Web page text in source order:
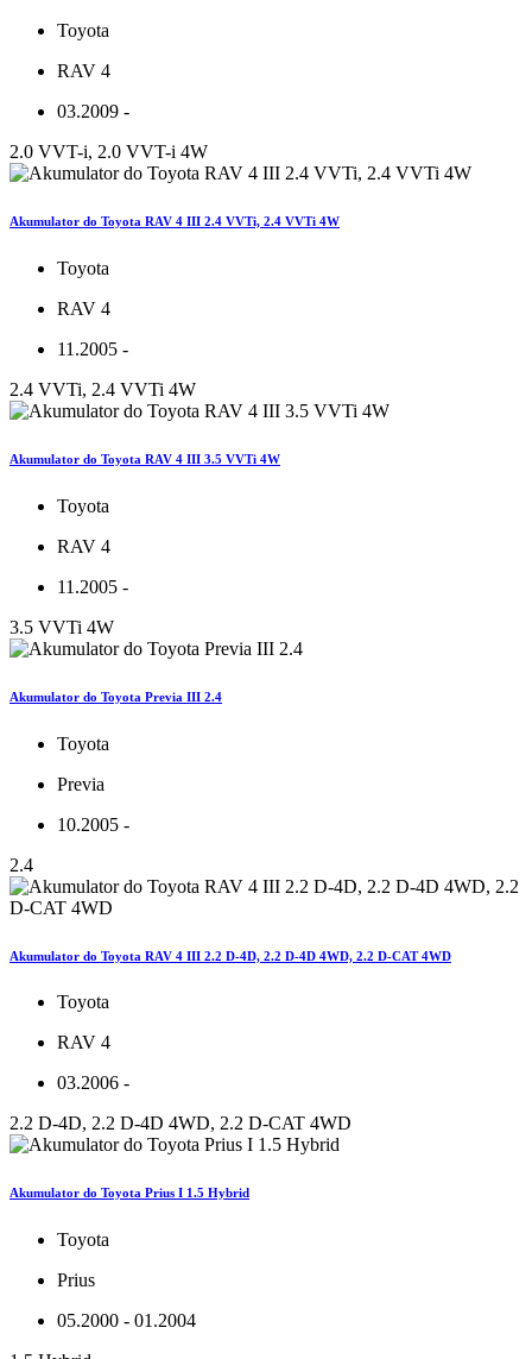
Toyota
RAV 4
03.2009 -
2.0 VVT-i, 2.0 VVT-i 4W
Akumulator do Toyota RAV 4 III 2.4 VVTi, 2.4 VVTi 4W
Toyota
RAV 4
11.2005 -
2.4 VVTi, 2.4 VVTi 4W
Akumulator do Toyota RAV 4 III 3.5 VVTi 4W
Toyota
RAV 4
11.2005 -
3.5 VVTi 4W
Akumulator do Toyota Previa III 2.4
Toyota
Previa
10.2005 -
2.4
Akumulator do Toyota RAV 4 III 2.2 D-4D, 2.2 D-4D 4WD, 2.2 D-CAT 4WD
Toyota
RAV 4
03.2006 -
2.2 D-4D, 2.2 D-4D 4WD, 2.2 D-CAT 4WD
Akumulator do Toyota Prius I 1.5 Hybrid
Toyota
Prius
05.2000 - 01.2004